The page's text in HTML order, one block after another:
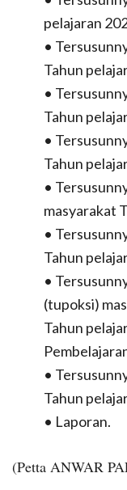
pelajaran
•
Tahun
•
Tahun
•
Tahun
•
masyarakat
•
Tahun
•
(tupoksi)
Tahun
•
Tahun
• Laporan.
(Petta ANWAR